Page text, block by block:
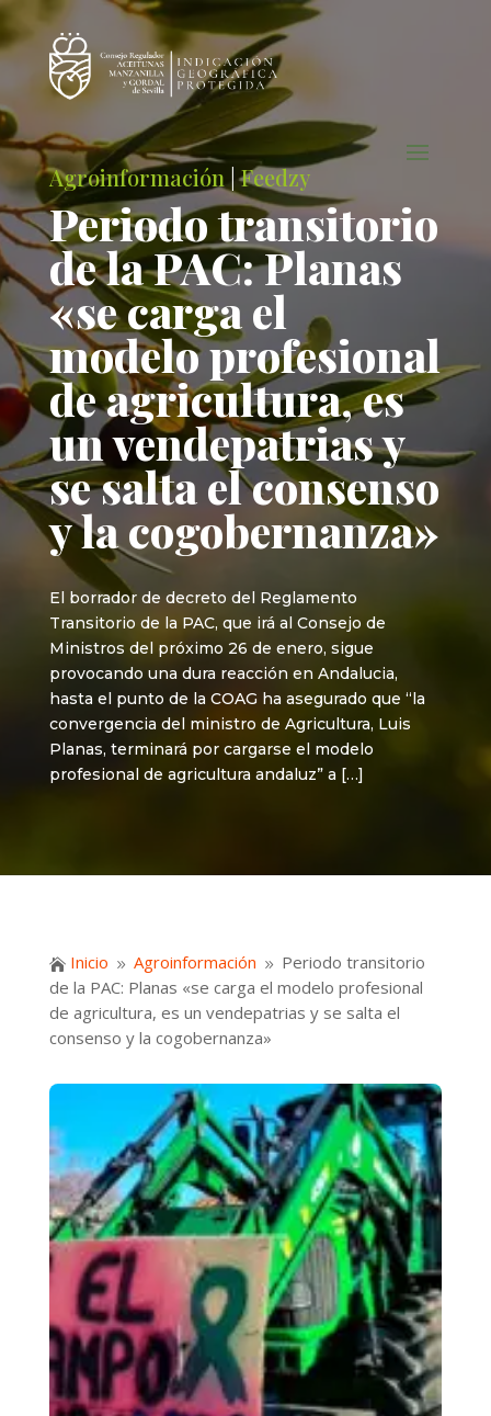
Agroinformación |Feedzy
Periodo transitorio
de la PAC: Planas
«se carga el
modelo profesional
de agricultura, es
un vendepatrias y
se salta el consenso
y la cogobernanza»
El borrador de decreto del Reglamento
Transitorio de la PAC, que irá al Consejo de
Ministros del próximo 26 de enero, sigue
provocando una dura reacción en Andalucia,
hasta el punto de la COAG ha asegurado que “la
convergencia del ministro de Agricultura, Luis
Planas, terminará por cargarse el modelo
profesional de agricultura andaluz” a […]
 Inicio 9 Agroinformación 9 Periodo transitorio
de la PAC: Planas «se carga el modelo profesional
de agricultura, es un vendepatrias y se salta el
consenso y la cogobernanza»